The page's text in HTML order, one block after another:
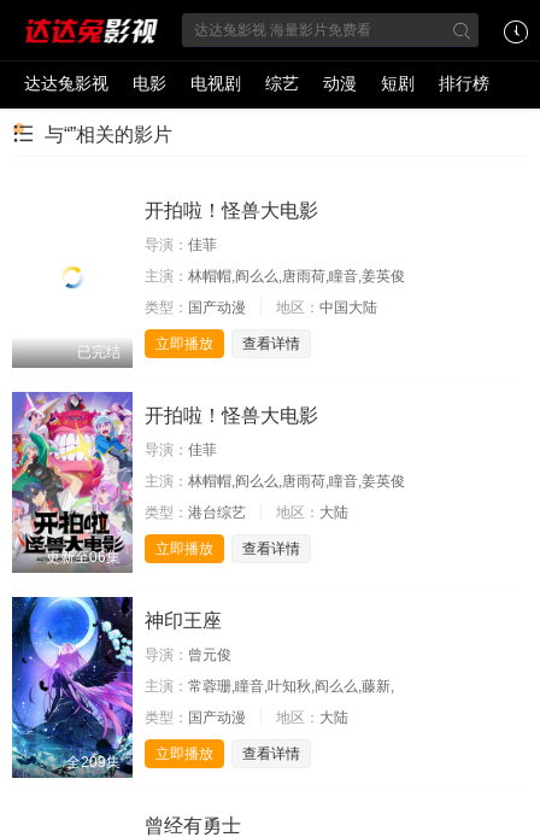
达达兔影视 电影 电视剧 综艺 动漫 短剧 排行榜
与“”相关的影片
已完结
开拍啦！怪兽大电影
导演： 佳菲
主演： 林帽帽,阎么么,唐雨荷,瞳音,姜英俊
类型： 国产动漫 地区： 中国大陆
立即播放 查看详情
更新至06集
开拍啦！怪兽大电影
导演： 佳菲
主演： 林帽帽,阎么么,唐雨荷,瞳音,姜英俊
类型： 港台综艺 地区： 大陆
立即播放 查看详情
全209集
神印王座
导演： 曾元俊
主演： 常蓉珊,瞳音,叶知秋,阎么么,藤新,
类型： 国产动漫 地区： 大陆
立即播放 查看详情
曾经有勇士